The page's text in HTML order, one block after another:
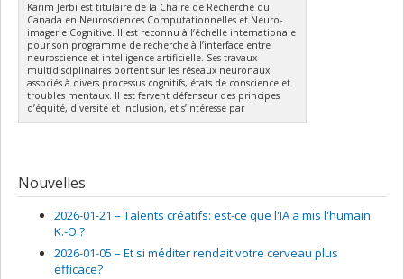
Karim Jerbi est titulaire de la Chaire de Recherche du
Canada en Neurosciences Computationnelles et Neuro-
imagerie Cognitive. Il est reconnu à l’échelle internationale
pour son programme de recherche à l’interface entre
neuroscience et intelligence artificielle. Ses travaux
multidisciplinaires portent sur les réseaux neuronaux
associés à divers processus cognitifs, états de conscience et
troubles mentaux. Il est fervent défenseur des principes
d’équité, diversité et inclusion, et s’intéresse par
Nouvelles
2026-01-21 – Talents créatifs: est-ce que l'IA a mis l'humain
K.-O.?
2026-01-05 – Et si méditer rendait votre cerveau plus
efficace?